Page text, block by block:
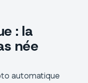
: la
née
automatique